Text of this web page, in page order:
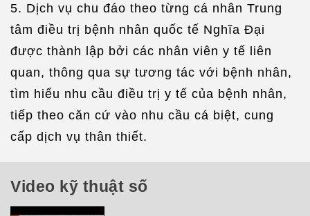
5. Dịch vụ chu đáo theo từng cá nhân Trung
tâm điều trị bệnh nhân quốc tế Nghĩa Đại
được thành lập bởi các nhân viên y tế liên
quan, thông qua sự tương tác với bệnh nhân,
tìm hiểu nhu cầu điều trị y tế của bệnh nhân,
tiếp theo căn cứ vào nhu cầu cá biệt, cung
cấp dịch vụ thân thiết.
Video kỹ thuật số